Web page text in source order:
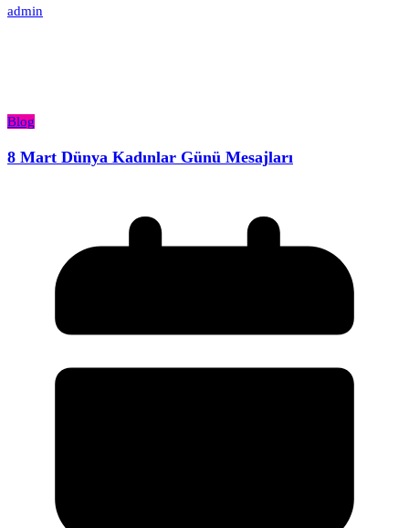
admin
Blog
8 Mart Dünya Kadınlar Günü Mesajları